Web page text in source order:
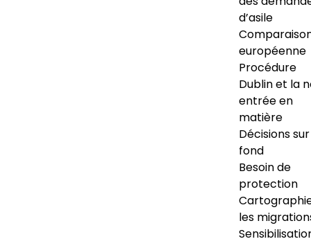
d’asile
européenne
Procédure
Dublin et la
entrée en
matière
Décisions
fond
Besoin de
protection
les